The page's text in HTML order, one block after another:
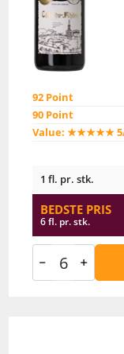
92 Point
90 Point
Value: ★★★★★
1 fl. pr. stk.
BEDSTE PRIS
6 fl. pr. stk.